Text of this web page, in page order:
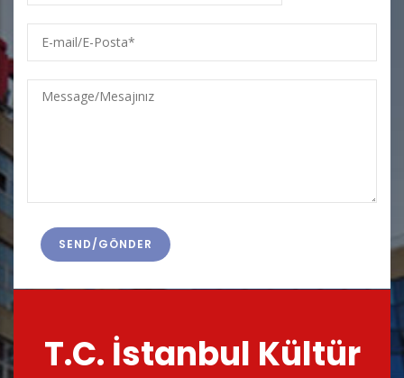
mail/E-
Posta
Message/Mesajınız
T.C. İstanbul Kültür